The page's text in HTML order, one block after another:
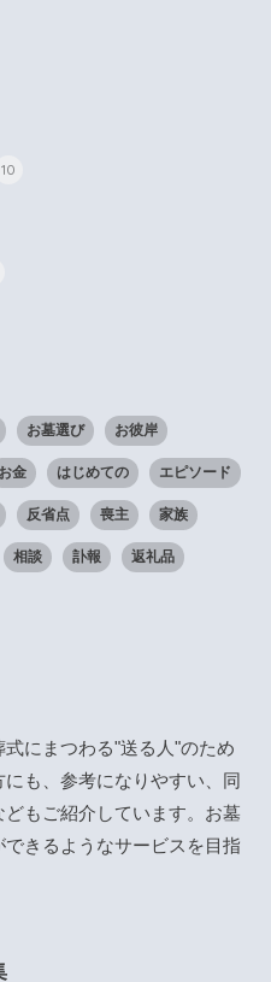
10
お墓選び お彼岸
お金 はじめての エピソード
反省点 喪主 家族
相談 訃報 返礼品
にまつわる"送る人"のため
も、参考になりやすい、同
もご紹介しています。お墓
きるようなサービスを目指